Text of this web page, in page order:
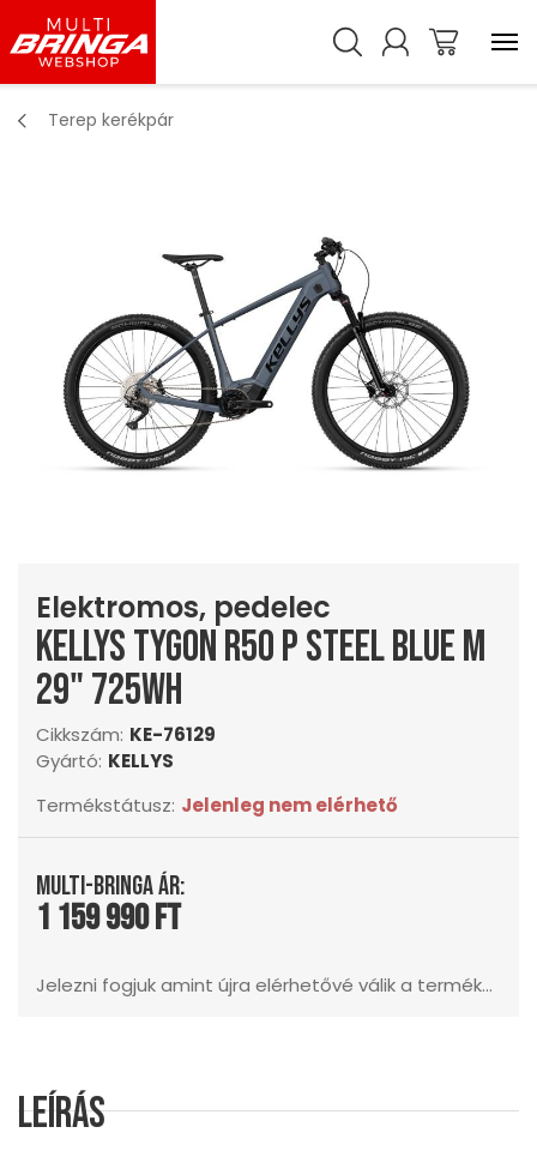
Terep kerékpár
Elektromos, pedelec
KELLYS Tygon R50 P Steel Blue M
29" 725Wh
Cikkszám: KE-76129
Gyártó: KELLYS
Termékstátusz: Jelenleg nem elérhető
Multi-Bringa ár:
1 159 990 Ft
Jelezni fogjuk amint újra elérhetővé válik a termék...
Leírás